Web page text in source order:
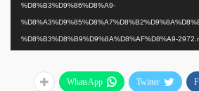
%D8%B3%D9%86%D8%A9-
%D8%B3%D8%B9%D9%8A%D8%AF%D8%A9-
Twitter
WhatsApp